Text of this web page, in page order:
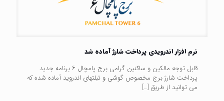
نرم افزار اندرویدی پرداخت شارژ آماده شد
قابل توجه مالکین و ساکنین گرامی برج پامچال ۶ برنامه جدید
پرداخت شارژ برج مخصوص گوشی و تبلتهای اندروید آماده شده که
می توانید از طریق […]